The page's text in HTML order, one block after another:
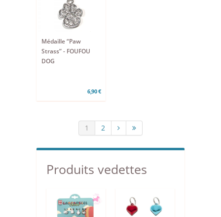
Médaille “Paw
Strass” - FOUFOU
DOG
6,90 €
1 2
Produits vedettes